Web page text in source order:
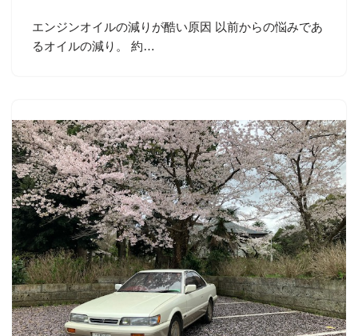
エンジンオイルの減りが酷い原因 以前からの悩みであ
るオイルの減り。 約…